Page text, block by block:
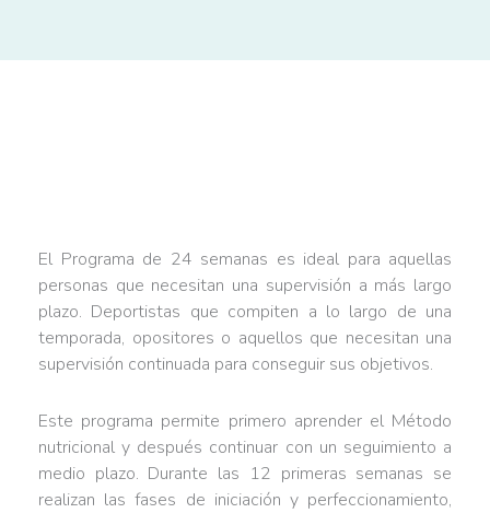
El Programa de 24 semanas es ideal para aquellas
personas que necesitan una supervisión a más largo
plazo. Deportistas que compiten a lo largo de una
temporada, opositores o aquellos que necesitan una
supervisión continuada para conseguir sus objetivos.
Este programa permite primero aprender el Método
nutricional y después continuar con un seguimiento a
medio plazo. Durante las 12 primeras semanas se
realizan las fases de iniciación y perfeccionamiento,